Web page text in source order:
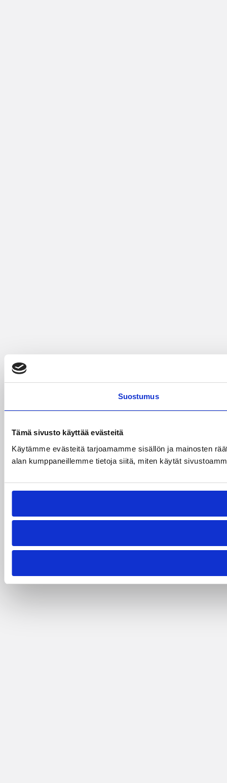
Suostumus
Tämä sivusto käyttää evästeitä
Käytämme evästeitä tarjoamamme sisällön ja mainosten
alan kumppaneillemme tietoja siitä, miten käytät